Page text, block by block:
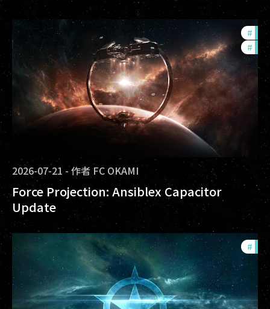
#
#
2026-07-21 -作者FC OKAMI
Force Projection: Ansiblex Capacitor
Update
#